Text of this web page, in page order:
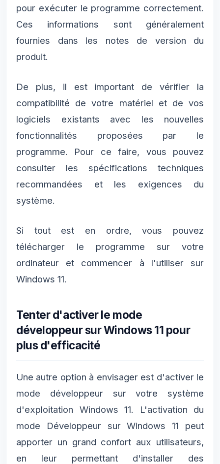
pour exécuter le programme correctement.
Ces informations sont généralement
fournies dans les notes de version du
produit.
De plus, il est important de vérifier la
compatibilité de votre matériel et de vos
logiciels existants avec les nouvelles
fonctionnalités proposées par le
programme. Pour ce faire, vous pouvez
consulter les spécifications techniques
recommandées et les exigences du
système.
Si tout est en ordre, vous pouvez
télécharger le programme sur votre
ordinateur et commencer à l'utiliser sur
Windows 11.
Tenter d'activer le mode
développeur sur Windows 11 pour
plus d'efficacité
Une autre option à envisager est d'activer le
mode développeur sur votre système
d'exploitation Windows 11. L'activation du
mode Développeur sur Windows 11 peut
apporter un grand confort aux utilisateurs,
en leur permettant d'installer des